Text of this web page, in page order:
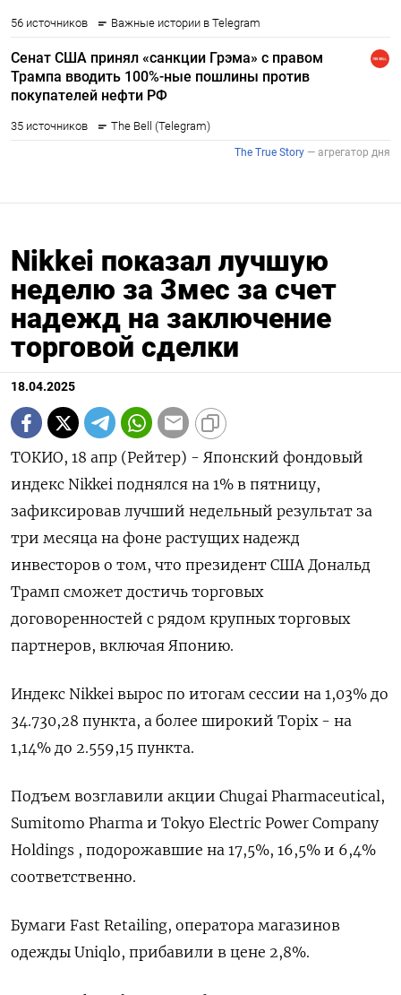
Nikkei показал лучшую
неделю за 3мес за счет
надежд на заключение
торговой сделки
18.04.2025
ТОКИО, 18 апр (Рейтер) - Японский фондовый
индекс Nikkei поднялся на 1% в пятницу,
зафиксировав лучший недельный результат за
три месяца на фоне растущих надежд
инвесторов о том, что президент США Дональд
Трамп сможет достичь торговых
договоренностей с рядом крупных торговых
партнеров, включая Японию.
Индекс Nikkei вырос по итогам сессии на 1,03% до
34.730,28 пункта, а более широкий Topix - на
1,14% до 2.559,15 пункта.
Подъем возглавили акции Chugai Pharmaceutical,
Sumitomo Pharma и Tokyo Electric Power Company
Holdings , подорожавшие на 17,5%, 16,5% и 6,4%
соответственно.
Бумаги Fast Retailing, оператора магазинов
одежды Uniqlo, прибавили в цене 2,8%.